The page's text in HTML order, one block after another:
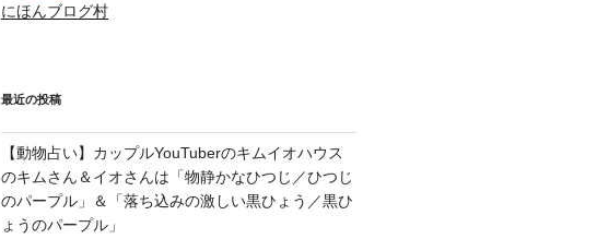
にほんブログ村
最近の投稿
【動物占い】カップルYouTuberのキムイオハウス
のキムさん＆イオさんは「物静かなひつじ／ひつじ
のパープル」＆「落ち込みの激しい黒ひょう／黒ひ
ょうのパープル」